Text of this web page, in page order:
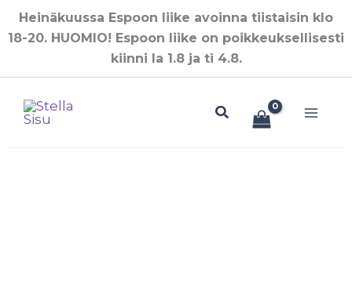
Siirry
sisältöön
Heinäkuussa Espoon liike avoinna tiistaisin klo
18-20. HUOMIO! Espoon liike on poikkeuksellisesti
kiinni la 1.8 ja ti 4.8.
Hae